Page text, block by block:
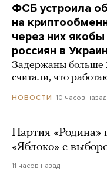
ФСБ устроила
на
через них
россиян в
Задержаны больше
считали, что
НОВОСТИ 10 часов назад
Партия «Родина»
«Яблоко» с
11 часов назад